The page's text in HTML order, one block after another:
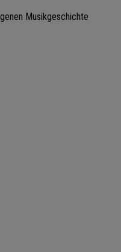
Musikgeschichte